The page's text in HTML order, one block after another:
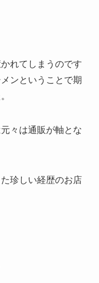
れてしまうのです
ンということで期
々は通販が軸とな
珍しい経歴のお店